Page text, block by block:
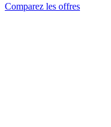
Comparez les offres